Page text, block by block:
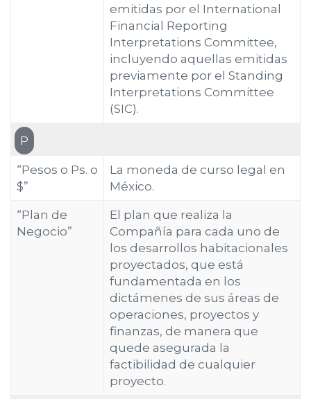
emitidas por el International
Financial Reporting
Interpretations Committee,
incluyendo aquellas emitidas
previamente por el Standing
Interpretations Committee
(SIC).
P
“Pesos o Ps. o
$”
La moneda de curso legal en
México.
“Plan de
Negocio”
El plan que realiza la
Compañía para cada uno de
los desarrollos habitacionales
proyectados, que está
fundamentada en los
dictámenes de sus áreas de
operaciones, proyectos y
finanzas, de manera que
quede asegurada la
factibilidad de cualquier
proyecto.